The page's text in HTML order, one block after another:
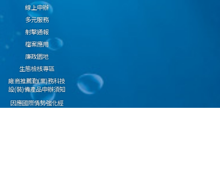
線上申辦
多元服務
射擊通報
檔案應用
廉政園地
生態檢核專區
廠商推薦勤(業)務科技
設(裝)備產品申辦須知
因應國際情勢強化經